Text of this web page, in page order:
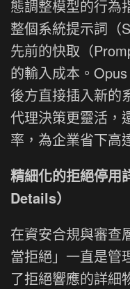
態調整模型的行為
整個系統提示詞（
先前的快取（
的輸入成本。
後方直接插入新的
代理決策更靈活，
率，為企業省下高
精細化的拒絕停
Details）
在資安合規與審查
當拒絕」一直是管
了拒絕響應的詳細